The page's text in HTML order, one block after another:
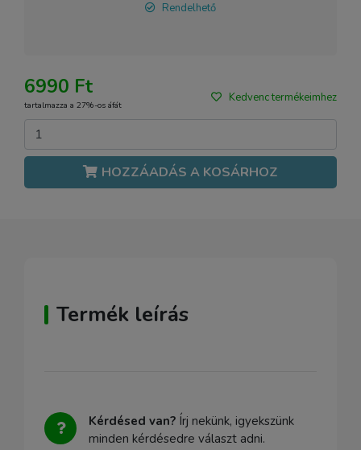
Rendelhető
6990 Ft
tartalmazza a 27%-os áfát
Kedvenc termékeimhez
HOZZÁADÁS A KOSÁRHOZ
Termék leírás
Kérdésed van? Írj nekünk, igyekszünk
minden kérdésedre választ adni.